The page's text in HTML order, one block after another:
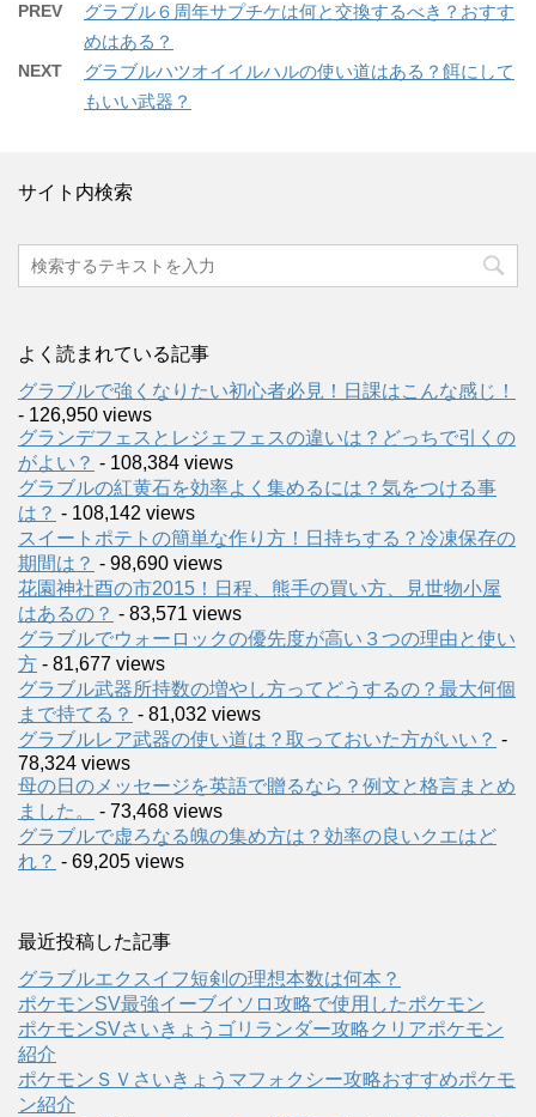
PREV
グラブル６周年サプチケは何と交換するべき？おすす
めはある？
NEXT
グラブルハツオイイルハルの使い道はある？餌にして
もいい武器？
サイト内検索
よく読まれている記事
グラブルで強くなりたい初心者必見！日課はこんな感じ！
- 126,950 views
グランデフェスとレジェフェスの違いは？どっちで引くの
がよい？ - 108,384 views
グラブルの紅黄石を効率よく集めるには？気をつける事
は？ - 108,142 views
スイートポテトの簡単な作り方！日持ちする？冷凍保存の
期間は？ - 98,690 views
花園神社酉の市2015！日程、熊手の買い方、見世物小屋
はあるの？ - 83,571 views
グラブルでウォーロックの優先度が高い３つの理由と使い
方 - 81,677 views
グラブル武器所持数の増やし方ってどうするの？最大何個
まで持てる？ - 81,032 views
グラブルレア武器の使い道は？取っておいた方がいい？ -
78,324 views
母の日のメッセージを英語で贈るなら？例文と格言まとめ
ました。
- 73,468 views
グラブルで虚ろなる魄の集め方は？効率の良いクエはど
れ？ - 69,205 views
最近投稿した記事
グラブルエクスイフ短剣の理想本数は何本？
ポケモンSV最強イーブイソロ攻略で使用したポケモン
ポケモンSVさいきょうゴリランダー攻略クリアポケモン
紹介
ポケモンＳＶさいきょうマフォクシー攻略おすすめポケモ
ン紹介